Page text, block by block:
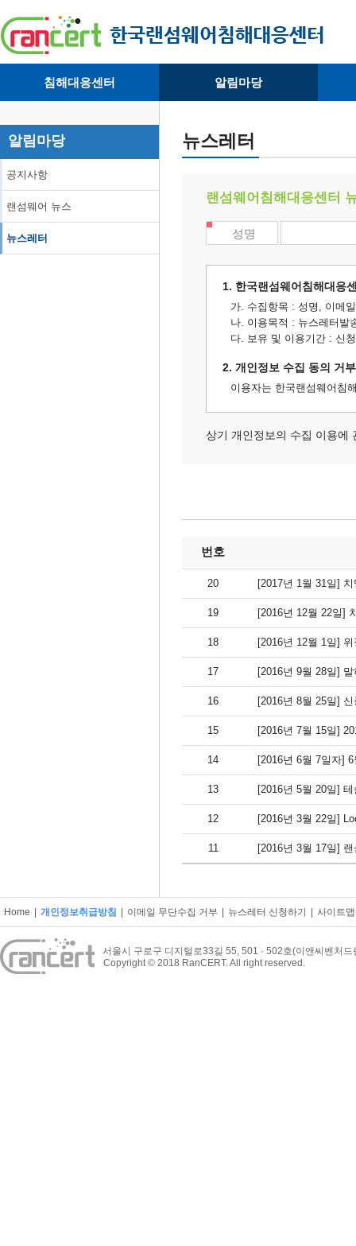
침해대응센터
· 침해피해신고
· 개인정보취급방침
알림마당
· 뉴스레터
알림마당
공지사항
랜섬웨어 뉴스
뉴스레터
뉴스레터
랜섬웨어침해대응센터
성명
1. 한국랜섬웨어침해대응
가. 수집항목 : 성명, 이메
나. 이용목적 : 뉴스레터발
다. 보유 및 이용기간 : 신
2. 개인정보 수집 동의 거
이용자는 한국랜섬웨어침
상기 개인정보의 수집 이용에
번호
20 [2017년 1월 31일]
19 [2016년 12월 22일]
18 [2016년 12월 1일]
17 [2016년 9월 28일]
16 [2016년 8월 25일]
15 [2016년 7월 15일]
14 [2016년 6월 7일자]
13 [2016년 5월 20일]
12 [2016년 3월 22일]
11 [2016년 3월 17일]
Home 개인정보취급방침 이메일 무단수집 거부 뉴스레터 신청하기 사이트맵
서울시 구로구 디지털로33길 55, 501 · 502호(이앤씨벤처드
Copyright © 2018 RanCERT. All right reserved.